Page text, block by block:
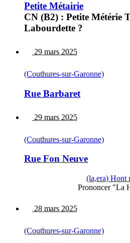
Petite Métairie
CN (B2) : Petite Métérie
Labourdette ?
29 mars 2025
(Couthures-sur-Garonne)
Rue Barbaret
29 mars 2025
(Couthures-sur-Garonne)
Rue Fon Neuve
(la,era) Hont
Prononcer "La
28 mars 2025
(Couthures-sur-Garonne)